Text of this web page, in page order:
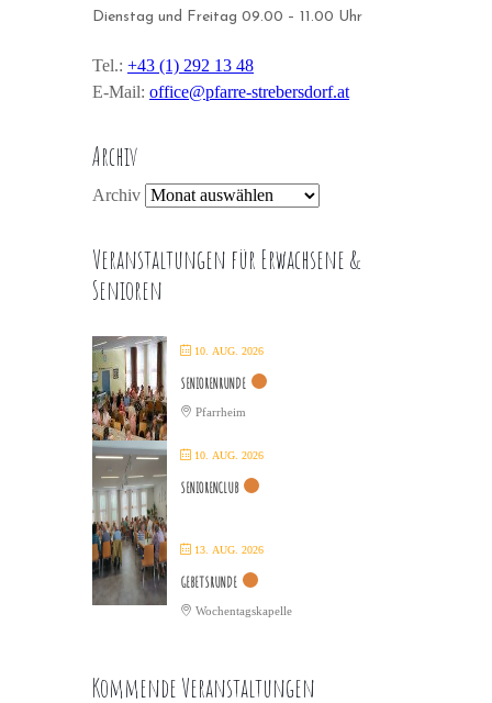
Dienstag und Freitag 09.00 – 11.00 Uhr
Tel.: +43 (1) 292 13 48
E-Mail: office@pfarre-strebersdorf.at
Archiv
Archiv
Veranstaltungen für Erwachsene &
Senioren
10. AUG. 2026
SENIORENRUNDE
Pfarrheim
10. AUG. 2026
SENIORENCLUB
13. AUG. 2026
GEBETSRUNDE
Wochentagskapelle
Kommende Veranstaltungen